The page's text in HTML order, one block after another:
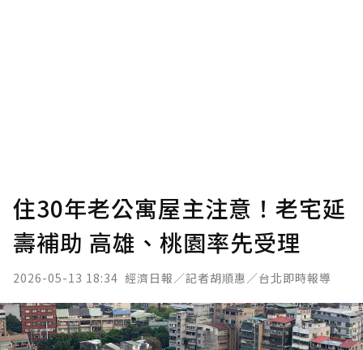
住30年老公寓屋主注意！老宅延
壽補助 高雄、桃園率先受理
2026-05-13 18:34 經濟日報／記者胡順惠／台北即時報導